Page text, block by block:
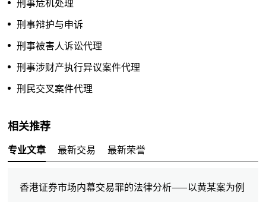
刑事危机处理
刑事辩护与申诉
刑事被害人诉讼代理
刑事涉财产执行异议案件代理
刑民交叉案件代理
相关推荐
专业文章 最新交易 最新荣誉
香港证券市场内幕交易罪的法律分析——以黄某案为例